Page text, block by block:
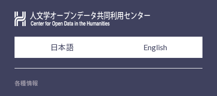
日本語 English
各種情報